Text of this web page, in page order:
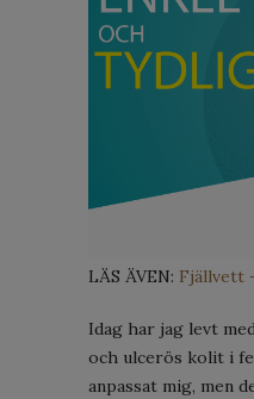
LÄS ÄVEN: Fjällvett
Idag har jag levt
och ulcerös kolit i
anpassat mig, men